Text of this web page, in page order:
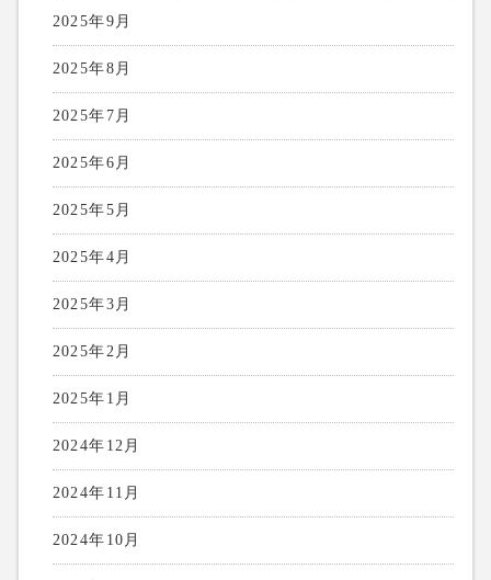
2025年9月
2025年8月
2025年7月
2025年6月
2025年5月
2025年4月
2025年3月
2025年2月
2025年1月
2024年12月
2024年11月
2024年10月